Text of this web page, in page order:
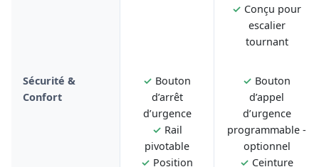
✓ Conçu pour
escalier
tournant
Sécurité &
Confort
✓ Bouton
d’arrêt
d’urgence
✓ Rail
pivotable
✓ Position
✓ Bouton
d’appel
d’urgence
programmable -
optionnel
✓ Ceinture